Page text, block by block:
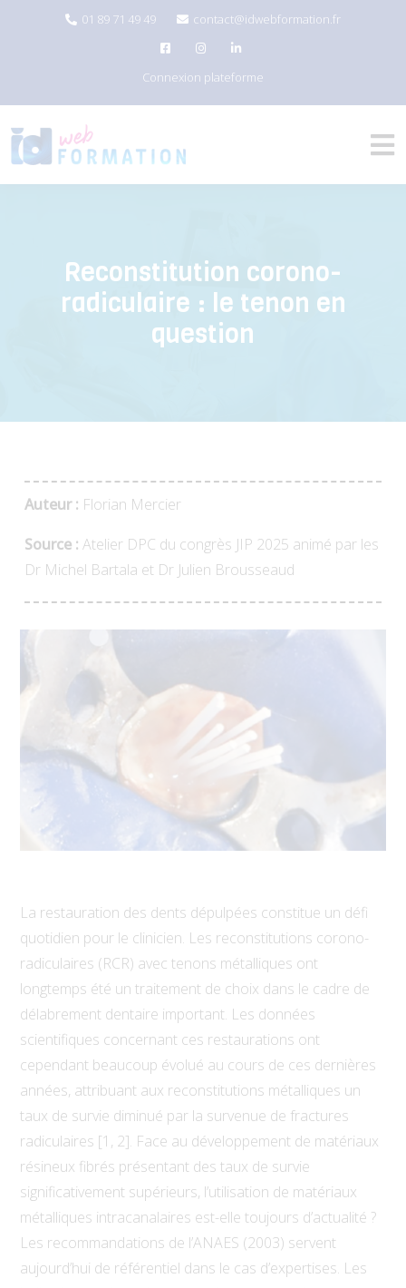
01 89 71 49 49 contact@idwebformation.fr
Connexion plateforme
Reconstitution corono-
radiculaire : le tenon en
question
Auteur : Florian Mercier
Source : Atelier DPC du congrès JIP 2025 animé par les
Dr Michel Bartala et Dr Julien Brousseaud
La restauration des dents dépulpées constitue un défi
quotidien pour le clinicien. Les reconstitutions corono-
radiculaires (RCR) avec tenons métalliques ont
longtemps été un traitement de choix dans le cadre de
délabrement dentaire important. Les données
scientifiques concernant ces restaurations ont
cependant beaucoup évolué au cours de ces dernières
années, attribuant aux reconstitutions métalliques un
taux de survie diminué par la survenue de fractures
radiculaires [1, 2]. Face au développement de matériaux
résineux fibrés présentant des taux de survie
significativement supérieurs, l’utilisation de matériaux
métalliques intracanalaires est-elle toujours d’actualité ?
Les recommandations de l’ANAES (2003) servent
aujourd’hui de référentiel dans le cas d’expertises. Les